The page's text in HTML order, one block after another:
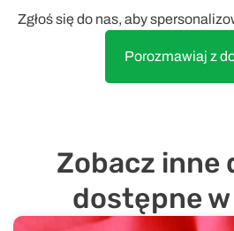
Zgłoś się do nas, aby
Porozmawiaj z
Zobacz inne
dostępne